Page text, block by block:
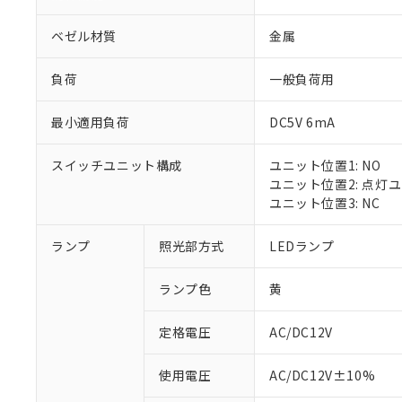
ベゼル材質 金属
負荷 一般負荷用
最小適用負荷 DC5V 6mA
スイッチユニット構成
ユニット位置1: NO
ユニット位置2: 点灯
ユニット位置3: NC
ランプ 照光部方式 LEDランプ
ランプ色 黄
定格電圧 AC/DC12V
使用電圧 AC/DC12V±10%
※1 対応状況